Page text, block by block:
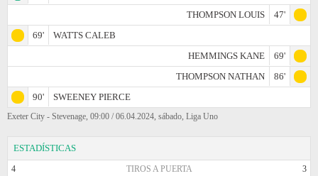
THOMPSON LOUIS
47'
69'
WATTS CALEB
HEMMINGS KANE
69'
THOMPSON NATHAN
86'
90'
SWEENEY PIERCE
Exeter City - Stevenage, 09:00 / 06.04.2024, sábado, Liga Uno
ESTADÍSTICAS
4 TIROS A PUERTA 3